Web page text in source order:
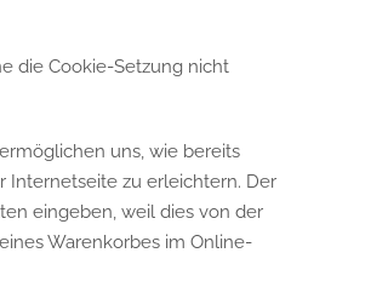
die Cookie-Setzung nicht
uns, wie bereits
Internetseite zu erleichtern. Der
eingeben, weil dies von der
Warenkorbes im Online-